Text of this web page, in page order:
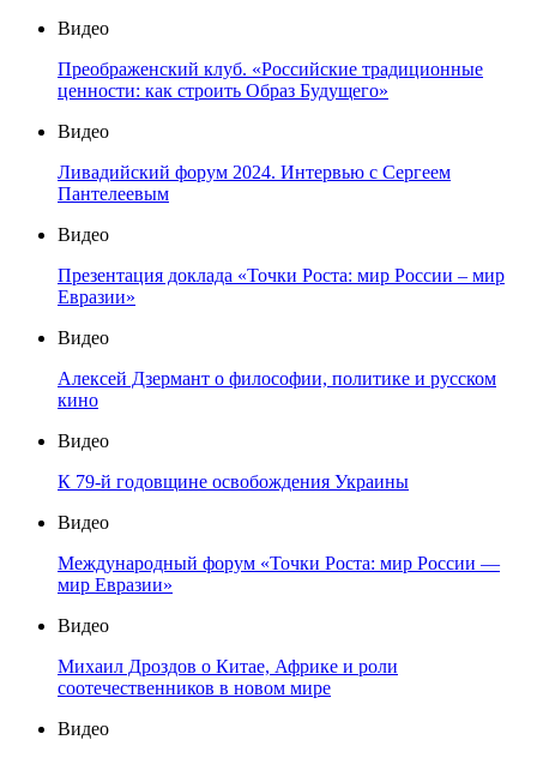
Видео
Преображенский клуб. «Российские традиционные
ценности: как строить Образ Будущего»
Видео
Ливадийский форум 2024. Интервью с Сергеем
Пантелеевым
Видео
Презентация доклада «Точки Роста: мир России – мир
Евразии»
Видео
Алексей Дзермант о философии, политике и русском
кино
Видео
К 79-й годовщине освобождения Украины
Видео
Международный форум «Точки Роста: мир России —
мир Евразии»
Видео
Михаил Дроздов о Китае, Африке и роли
соотечественников в новом мире
Видео